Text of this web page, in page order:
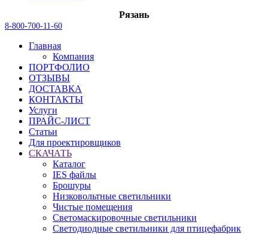
Рязань
8-800-700-11-60
Главная
Компания
ПОРТФОЛИО
ОТЗЫВЫ
ДОСТАВКА
КОНТАКТЫ
Услуги
ПРАЙС-ЛИСТ
Статьи
Для проектировщиков
СКАЧАТЬ
Каталог
IES файлы
Брошуры
Низковольтные светильники
Чистые помещения
Светомаскировочные светильники
Светодиодные светильники для птицефабрик